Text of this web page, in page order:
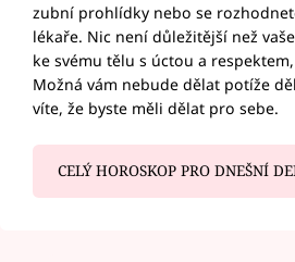
zubní prohlídky nebo se
lékaře. Nic není důležitější než
ke svému tělu s úctou a
Možná vám nebude dělat potíže
víte, že byste měli dělat pro sebe.
CELÝ HOROSKOP PRO DNEŠNÍ